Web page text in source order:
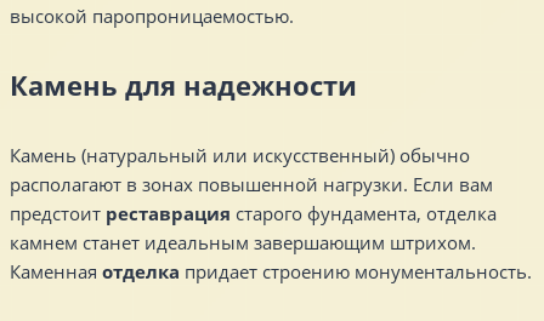
высокой паропроницаемостью.
Камень для надежности
Камень (натуральный или искусственный) обычно
располагают в зонах повышенной нагрузки. Если вам
предстоит реставрация старого фундамента, отделка
камнем станет идеальным завершающим штрихом.
Каменная отделка придает строению монументальность.